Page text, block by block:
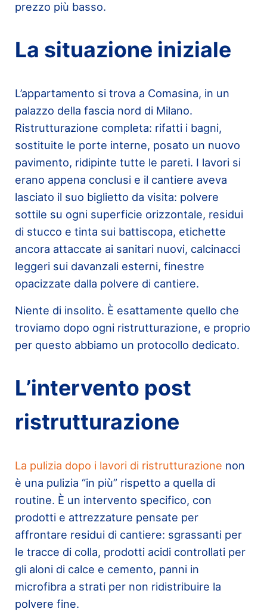
prezzo più basso.
La situazione iniziale
L’appartamento si trova a Comasina, in un
palazzo della fascia nord di Milano.
Ristrutturazione completa: rifatti i bagni,
sostituite le porte interne, posato un nuovo
pavimento, ridipinte tutte le pareti. I lavori si
erano appena conclusi e il cantiere aveva
lasciato il suo biglietto da visita: polvere
sottile su ogni superficie orizzontale, residui
di stucco e tinta sui battiscopa, etichette
ancora attaccate ai sanitari nuovi, calcinacci
leggeri sui davanzali esterni, finestre
opacizzate dalla polvere di cantiere.
Niente di insolito. È esattamente quello che
troviamo dopo ogni ristrutturazione, e proprio
per questo abbiamo un protocollo dedicato.
L’intervento post
ristrutturazione
La pulizia dopo i lavori di ristrutturazione non
è una pulizia “in più” rispetto a quella di
routine. È un intervento specifico, con
prodotti e attrezzature pensate per
affrontare residui di cantiere: sgrassanti per
le tracce di colla, prodotti acidi controllati per
gli aloni di calce e cemento, panni in
microfibra a strati per non ridistribuire la
polvere fine.